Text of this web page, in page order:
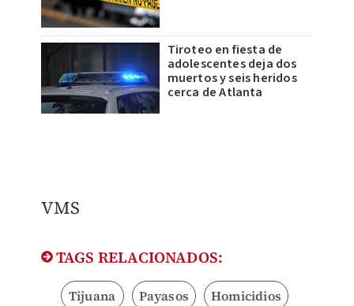
Tiroteo en fiesta de
adolescentes deja dos
muertos y seis heridos
cerca de Atlanta
VMS
TAGS RELACIONADOS:
Tijuana Payasos Homicidios